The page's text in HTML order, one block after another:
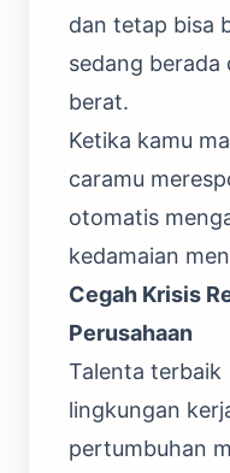
dan tetap bisa
sedang berada
berat.
Ketika kamu
caramu
otomatis
kedamaian
Cegah Krisis
Perusahaan
Talenta
lingkungan
pertumbuhan